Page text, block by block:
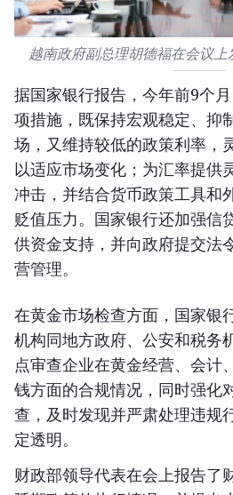
越南政府副总理胡德福在会议
据国家银行报告，今年前9个
项措施，既保持宏观稳定、抑
场，又维持较低的政策利率，
以适应市场变化；为汇率提供
冲击，并结合货币政策工具和
贬值压力。国家银行还加强信
供资金支持，并向政府提交法
营管理。
在黄金市场检查方面，国家银
机构同地方政府、公安和税务
点审查企业在黄金经营、会计
钱方面的合规情况，同时强化
查，及时发现并严肃处理违规
定透明。
财政部领导代表在会上报告了